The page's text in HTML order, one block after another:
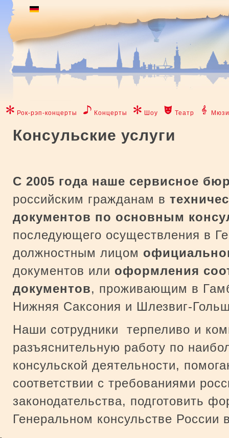
Рок-рэп-концерты Концерты Шоу Театр
Консульские услуги
С 2005 года наше сервисное
российским гражданам в
документов по основным
последующего осуществления в
должностным лицом
документов или оформления
документов, проживающим в
Нижняя Саксония и Шлезвиг-
Наши сотрудники терпеливо и
разъяснительную работу по
консульской деятельности,
соответствии с требованиями
законодательства, подготовить
Генеральном консульстве России